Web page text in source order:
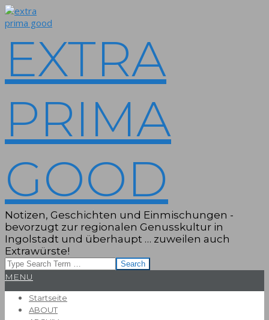
Skip
to
EXTRA
PRIMA
GOOD
Notizen, Geschichten und Einmischungen -
bevorzugt zur regionalen Genusskultur in
Ingolstadt und überhaupt … zuweilen auch
Extrawürste!
Search
Primary
Menu
MENU
Startseite
ABOUT